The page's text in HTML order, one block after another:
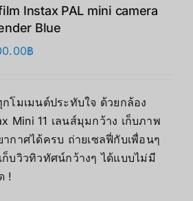
Instax PAL mini camera
Blue
฿
กโมเมนต์ประทับใจ ด้วยกล้อง
Mini 11 เลนส์มุมกว้าง เก็บภาพ
ากาศได้ครบ ถ่ายเซลฟี่กับเพื่อนๆ
ก็บวิวทิวทัศน์กว้างๆ ได้แบบไม่มี
!